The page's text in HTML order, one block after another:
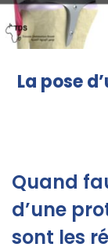
La pose
Quand
d’une
sont les